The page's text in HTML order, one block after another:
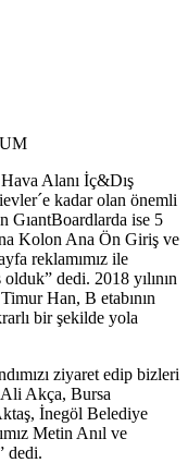
Alanı İç&Dış
kadar olan önemli
GıantBoardlarda ise 5
Kolon Ana Ön Giriş ve
reklamımız ile
dedi. 2018 yılının
Han, B etabının
bir şekilde yola
ziyaret edip bizleri
Ali Akça, Bursa
İnegöl Belediye
Metin Anıl ve
dedi.